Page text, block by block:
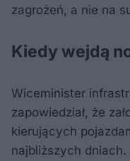
zagrożeń, a nie na
Kiedy wejdą
Wiceminister
zapowiedział, że
kierujących
najbliższych dniach.